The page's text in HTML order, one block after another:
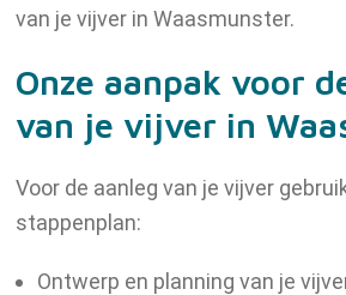
van je vijver in Waasmunster.
Onze aanpak voor
van je vijver in
Voor de aanleg van je vijver
stappenplan:
Ontwerp en planning van je
Wateranalyse
Vacatures
Contact